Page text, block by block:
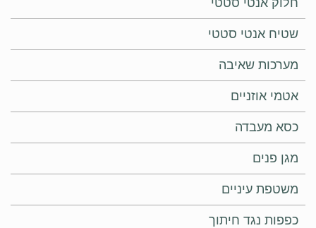
שטיח אנטי סטטי
מערכות שאיבה
אטמי אוזניים
כסא מעבדה
מגן פנים
משטפת עיניים
כפפות נגד חיתוך